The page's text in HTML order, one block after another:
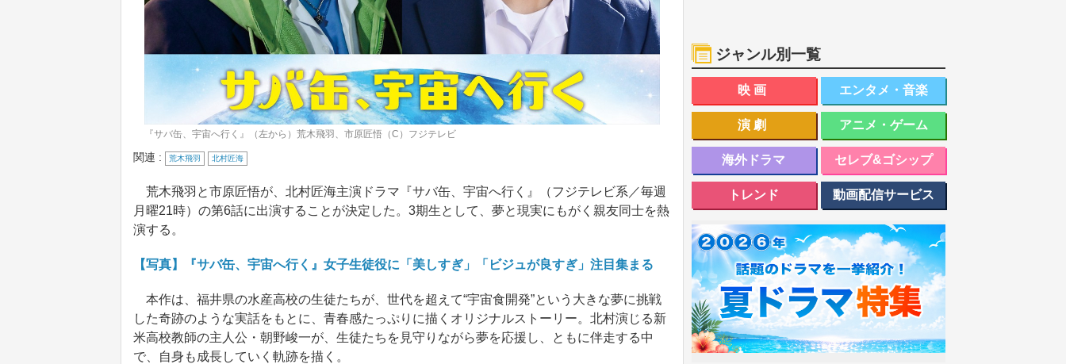
『サバ缶、宇宙へ行く』（左から）荒木飛羽、市原匠悟（C）フジテレビ
関連 : 荒木飛羽 北村匠海
荒木飛羽と市原匠悟が、北村匠海主演ドラマ『サバ缶、宇宙へ行く』（フジテレビ系／毎週
月曜21時）の第6話に出演することが決定した。3期生として、夢と現実にもがく親友同士を熱
演する。
【写真】『サバ缶、宇宙へ行く』女子生徒役に「美しすぎ」「ビジュが良すぎ」注目集まる
本作は、福井県の水産高校の生徒たちが、世代を超えて“宇宙食開発”という大きな夢に挑戦
した奇跡のような実話をもとに、青春感たっぷりに描くオリジナルストーリー。北村演じる新
米高校教師の主人公・朝野峻一が、生徒たちを見守りながら夢を応援し、ともに伴走する中
で、自身も成長していく軌跡を描く。
ジャンル別一覧
映画 エンタメ・音楽
演劇 アニメ・ゲーム
海外ドラマ セレブ&ゴシップ
トレンド 動画配信サービス